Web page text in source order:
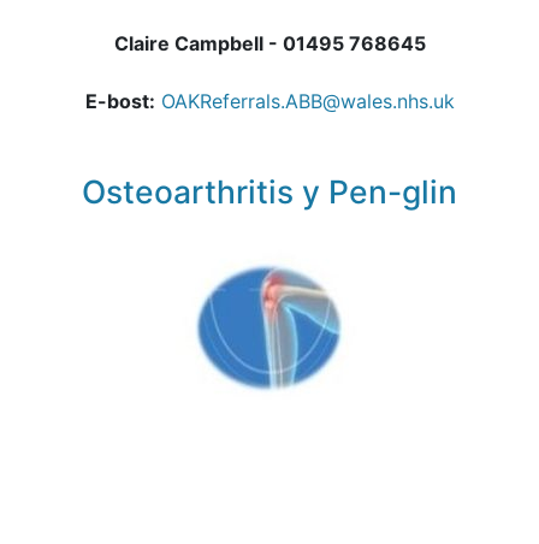
Claire Campbell - 01495 768645
E-bost: OAKReferrals.ABB@wales.nhs.uk
Osteoarthritis y Pen-glin